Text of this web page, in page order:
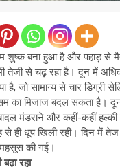
शुष्क बना हुआ है और पहाड़ से
तेजी से चढ़ रहा है। दून में
है, जो सामान्य से चार डिग्री
का मिजाज बदल सकता है।
मंडराने और कहीं-कहीं
ही धूप खिली रही। दिन में तेज
की गई।
बढ़ा रहा